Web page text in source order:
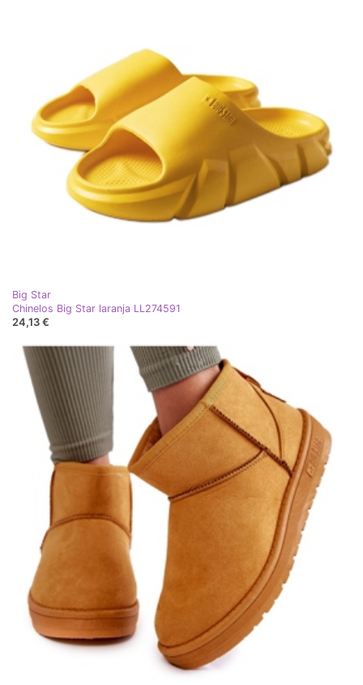
Big Star
Chinelos Big Star laranja LL274591
24,13 €